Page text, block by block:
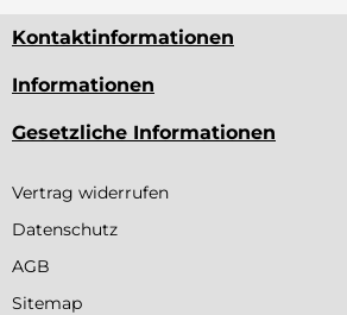
Kontaktinformationen
Informationen
Gesetzliche Informationen
Vertrag widerrufen
Datenschutz
AGB
Sitemap